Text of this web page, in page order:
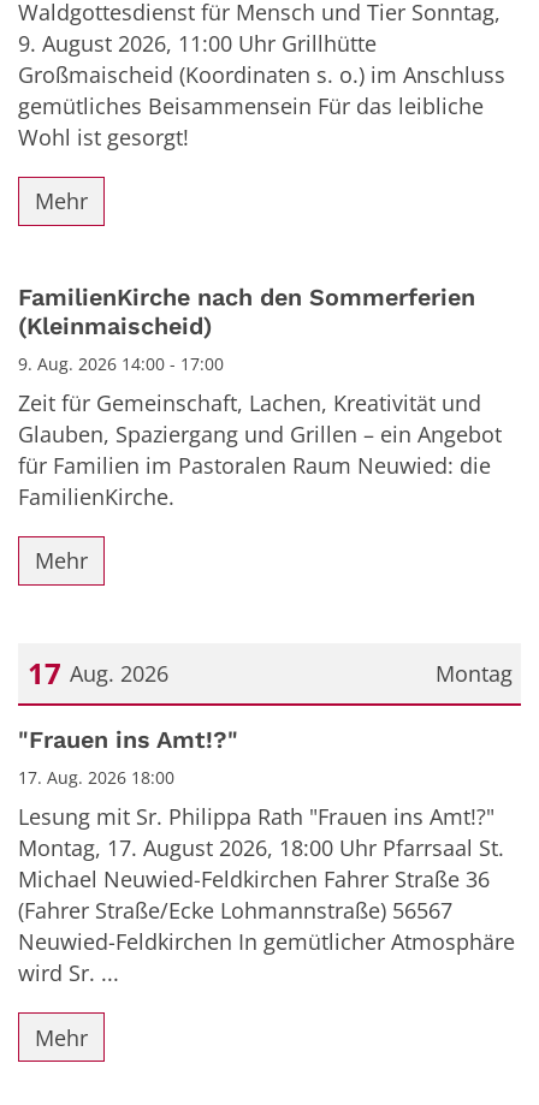
Waldgottesdienst für Mensch und Tier Sonntag,
9. August 2026, 11:00 Uhr Grillhütte
Großmaischeid (Koordinaten s. o.) im Anschluss
gemütliches Beisammensein Für das leibliche
Wohl ist gesorgt!
Mehr
FamilienKirche nach den Sommerferien
(Kleinmaischeid)
9. Aug. 2026 14:00 - 17:00
Zeit für Gemeinschaft, Lachen, Kreativität und
Glauben, Spaziergang und Grillen – ein Angebot
für Familien im Pastoralen Raum Neuwied: die
FamilienKirche.
Mehr
Montag
17 Aug. 2026
Datum: 17. August 2026
"Frauen ins Amt!?"
17. Aug. 2026 18:00
Lesung mit Sr. Philippa Rath "Frauen ins Amt!?"
Montag, 17. August 2026, 18:00 Uhr Pfarrsaal St.
Michael Neuwied-Feldkirchen Fahrer Straße 36
(Fahrer Straße/Ecke Lohmannstraße) 56567
Neuwied-Feldkirchen In gemütlicher Atmosphäre
wird Sr. ...
Mehr